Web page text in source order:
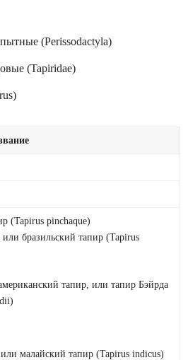
(Perissodactyla)
(Tapiridae)
(Tapirus pinchaque)
бразильский тапир (Tapirus
тапир, или тапир Бэйрда
малайский тапир (Tapirus indicus)